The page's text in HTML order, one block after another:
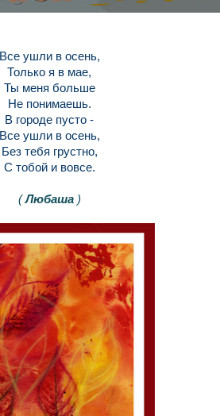
Все ушли в осень,
Только я в мае,
Ты меня больше
Не понимаешь.
В городе пусто -
Все ушли в осень,
Без тебя грустно,
С тобой и вовсе.
(Любаша)